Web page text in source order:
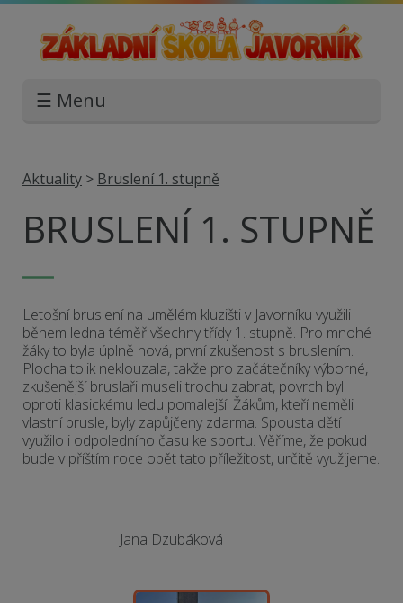
☰ Menu
Aktuality > Bruslení 1. stupně
BRUSLENÍ 1. STUPNĚ
Letošní bruslení na umělém kluzišti v Javorníku využili
během ledna téměř všechny třídy 1. stupně. Pro mnohé
žáky to byla úplně nová, první zkušenost s bruslením.
Plocha tolik neklouzala, takže pro začátečníky výborné,
zkušenější bruslaři museli trochu zabrat, povrch byl
oproti klasickému ledu pomalejší. Žákům, kteří neměli
vlastní brusle, byly zapůjčeny zdarma. Spousta dětí
využilo i odpoledního času ke sportu. Věříme, že pokud
bude v příštím roce opět tato příležitost, určitě využijeme.
Jana Dzubáková